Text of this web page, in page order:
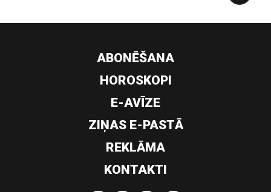
ABONĒŠANA
HOROSKOPI
E-AVĪZE
ZIŅAS E-PASTĀ
REKLĀMA
KONTAKTI